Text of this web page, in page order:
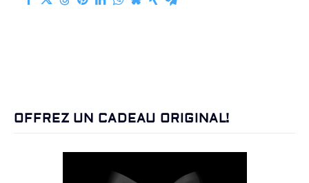
OFFREZ UN CADEAU ORIGINAL!